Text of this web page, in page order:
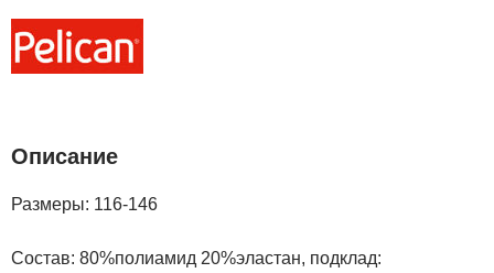
Описание
Размеры: 116-146
Состав: 80%полиамид 20%эластан, подклад: